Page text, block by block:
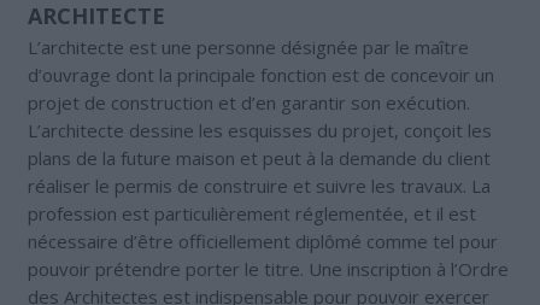
ARCHITECTE
L’architecte est une personne désignée par le maître
d’ouvrage dont la principale fonction est de concevoir un
projet de construction et d’en garantir son exécution.
L’architecte dessine les esquisses du projet, conçoit les
plans de la future maison et peut à la demande du client
réaliser le permis de construire et suivre les travaux. La
profession est particulièrement réglementée, et il est
nécessaire d’être officiellement diplômé comme tel pour
pouvoir prétendre porter le titre. Une inscription à l’Ordre
des Architectes est indispensable pour pouvoir exercer